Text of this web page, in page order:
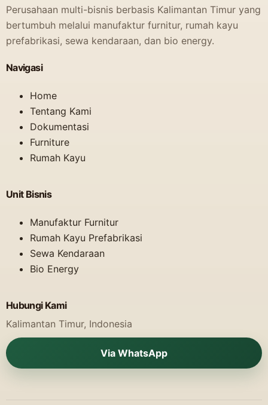
Perusahaan multi-bisnis berbasis Kalimantan Timur yang
bertumbuh melalui manufaktur furnitur, rumah kayu
prefabrikasi, sewa kendaraan, dan bio energy.
Navigasi
Home
Tentang Kami
Dokumentasi
Furniture
Rumah Kayu
Unit Bisnis
Manufaktur Furnitur
Rumah Kayu Prefabrikasi
Sewa Kendaraan
Bio Energy
Hubungi Kami
Kalimantan Timur, Indonesia
Via WhatsApp